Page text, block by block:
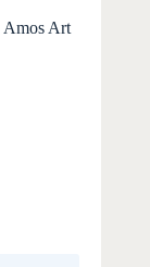
Amos Art